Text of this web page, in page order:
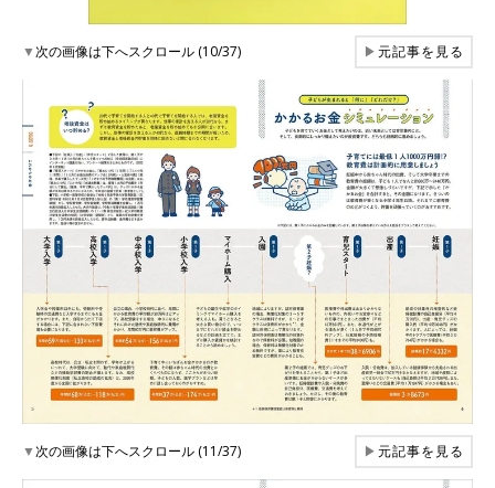
▼次の画像は下へスクロール (10/37) ▶元記事を見る
▼次の画像は下へスクロール (11/37) ▶元記事を見る